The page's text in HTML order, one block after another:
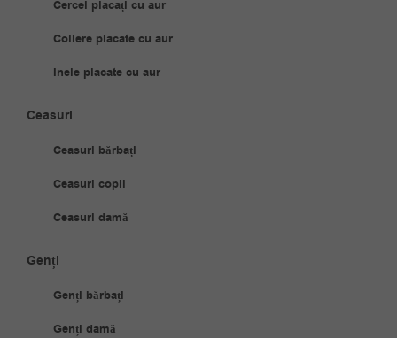
Cercei placați cu aur
Coliere placate cu aur
Inele placate cu aur
Ceasuri
Ceasuri bărbați
Ceasuri copii
Ceasuri damă
Genți
Genți bărbați
Genți damă